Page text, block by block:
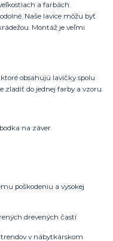
a farbách.
Naše lavice môžu byť
Montáž je veľmi
obsahujú lavičky spolu
zladiť do jednej farby a vzoru.
na záver.
poškodeniu a vysokej
drevených častí
v nábytkárskom